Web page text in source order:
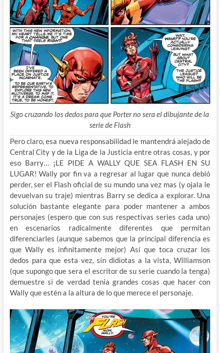
Sigo cruzando los dedos para que Porter no sera el dibujante de la
serie de Flash
Pero claro, esa nueva responsabilidad le mantendrá alejado de
Central City y de la Liga de la Justicia entre otras cosas, y por
eso Barry… ¡LE PIDE A WALLY QUE SEA FLASH EN SU
LUGAR! Wally por fin va a regresar al lugar que nunca debió
perder, ser el Flash oficial de su mundo una vez mas (y ojala le
devuelvan su traje) mientras Barry se dedica a explorar. Una
solución bastante elegante para poder mantener a ambos
personajes (espero que con sus respectivas series cada uno)
en escenarios radicalmente diferentes que permitan
diferenciarles (aunque sabemos que la principal diferencia es
que Wally es infinitamente mejor) Así que toca cruzar los
dedos para que esta vez, sin didiotas a la vista, Williamson
(que supongo que sera el escritor de su serie cuando la tenga)
demuestre si de verdad tenia grandes cosas que hacer con
Wally que estén a la altura de lo que merece el personaje.